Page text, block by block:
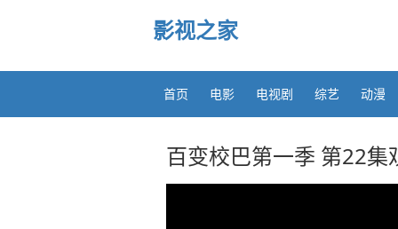
影视之家
首页 电影 电视剧 综艺 动漫
百变校巴第一季 第22集